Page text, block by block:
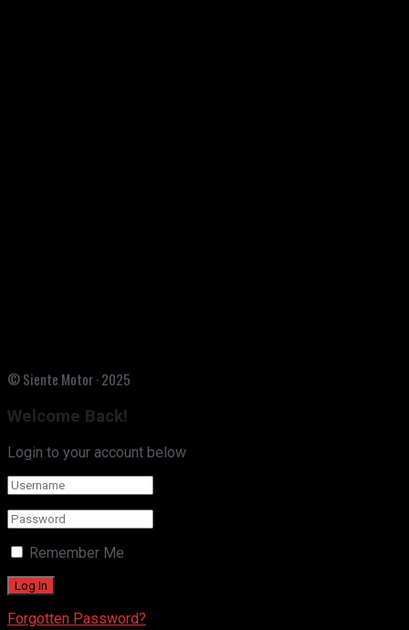
© Siente Motor · 2025
Welcome Back!
Login to your account below
Remember Me
Forgotten Password?